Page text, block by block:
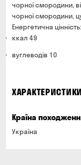
Оплата:
готівкою
банківською
чорної смородини,
чорної смородини,
Енергетична
ккал 49
вуглеводів 10
ХАРАКТЕРИСТИКИ
Країна
Україна